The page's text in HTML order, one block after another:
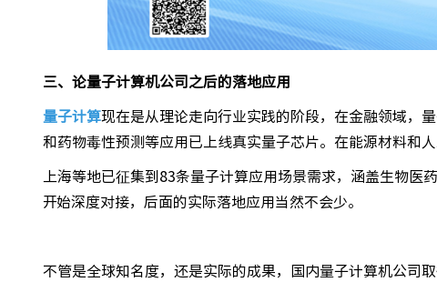
三、论量子计算机公司之后的落地应用
量子计算现在是从理论走向行业实践的阶段，在金融领域，
和药物毒性预测等应用已上线真实量子芯片。在能源材料和
上海等地已征集到83条量子计算应用场景需求，涵盖生物
开始深度对接，后面的实际落地应用当然不会少。
不管是全球知名度，还是实际的成果，国内量子计算机公司